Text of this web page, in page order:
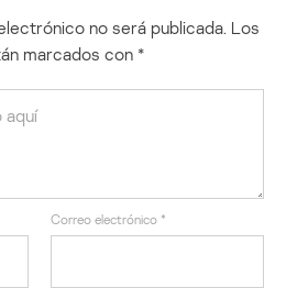
no será publicada. Los
marcados con *
Correo electrónico *